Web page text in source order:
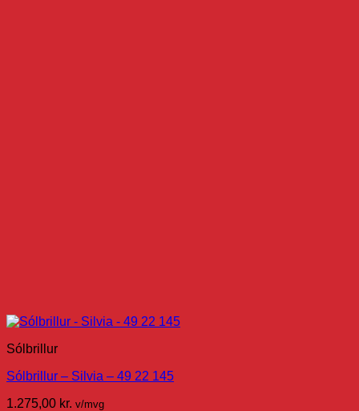
Sólbrillur
Sólbrillur – Silvia – 49 22 145
1.275,00 kr. v/mvg